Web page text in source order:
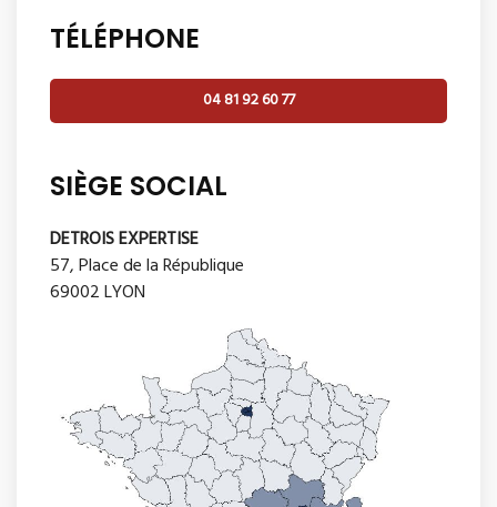
TÉLÉPHONE
04 81 92 60 77
SIÈGE SOCIAL
DETROIS EXPERTISE
57, Place de la République
69002 LYON